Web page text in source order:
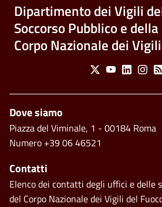
Dipartimento dei Vigili
Soccorso Pubblico e
Corpo Nazionale dei
Social
X YoutubeLinkedin
Piè di pagina
Dove siamo
Piazza del Viminale, 1 - 00184 Roma
Numero +39 06 46521
Contatti
Elenco dei contatti degli uffici e delle
del Corpo Nazionale dei Vigili del